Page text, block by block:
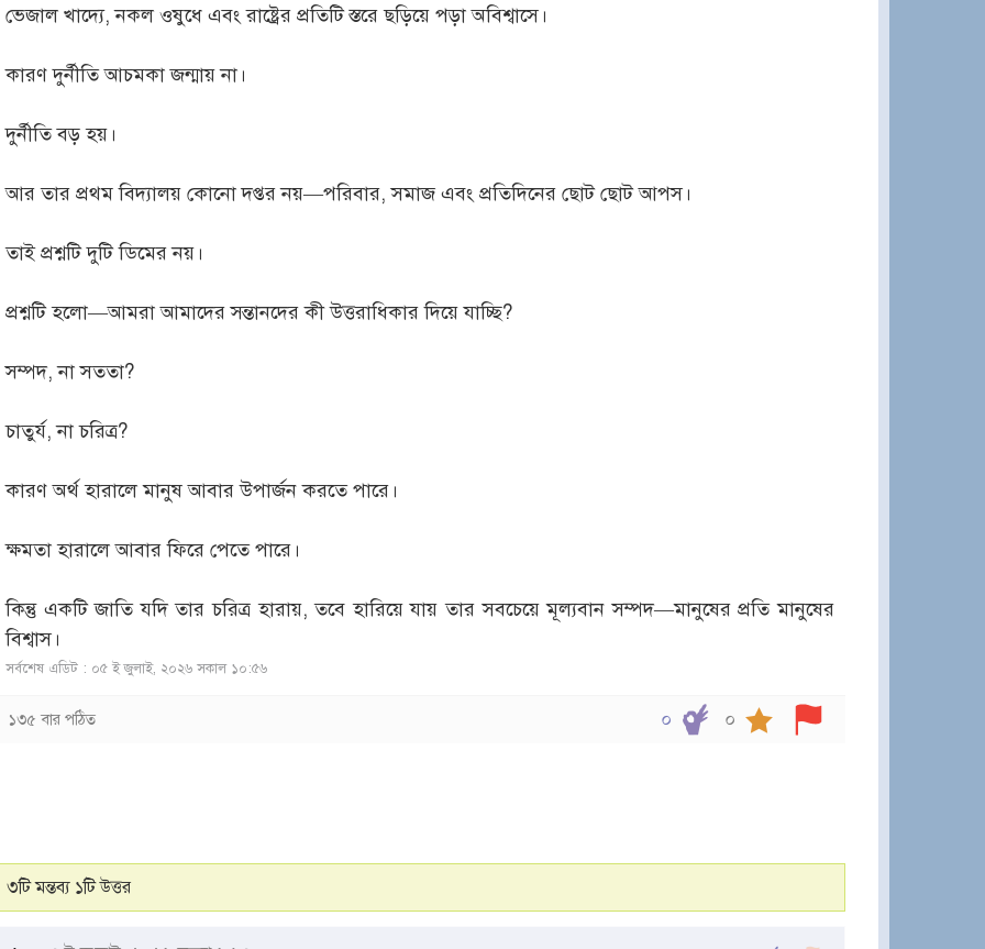
ভেজাল খাদ্যে, নকল ওষুধে এবং রাষ্ট্রের প্রতিটি স্তরে ছড়িয়ে পড়া অবিশ্বাসে।
কারণ দুর্নীতি আচমকা জন্মায় না।
দুর্নীতি বড় হয়।
আর তার প্রথম বিদ্যালয় কোনো দপ্তর নয়—পরিবার, সমাজ এবং প্রতিদিনের ছোট ছোট আপস।
তাই প্রশ্নটি দুটি ডিমের নয়।
প্রশ্নটি হলো—আমরা আমাদের সন্তানদের কী উত্তরাধিকার দিয়ে যাচ্ছি?
সম্পদ, না সততা?
চাতুর্য, না চরিত্র?
কারণ অর্থ হারালে মানুষ আবার উপার্জন করতে পারে।
ক্ষমতা হারালে আবার ফিরে পেতে পারে।
কিন্তু একটি জাতি যদি তার চরিত্র হারায়, তবে হারিয়ে যায় তার সবচেয়ে মূল্যবান সম্পদ—মানুষের প্রতি মানুষের
বিশ্বাস।
সর্বশেষ এডিট : ০৫ ই জুলাই, ২০২৬ সকাল ১০:৫৬
১৩৫ বার পঠিত ০
০
৩টি মন্তব্য ১টি উত্তর